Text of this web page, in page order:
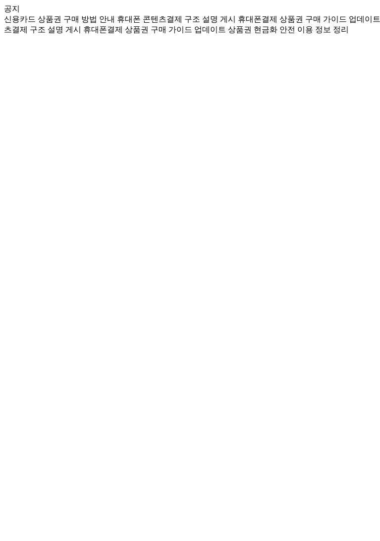
공지
신용카드 상품권 구매 방법 안내 휴대폰 콘텐츠결제 구조 설명 게시 휴대폰결제 상품권 구매 가이드 업데이트
츠결제 구조 설명 게시
휴대폰결제 상품권 구매 가이드 업데이트 상품권 현금화 안전 이용 정보 정리